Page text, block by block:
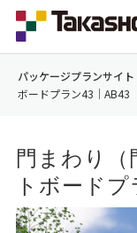
パッケージプランサイト
ボードプラン43｜AB43
門まわり（
トボード